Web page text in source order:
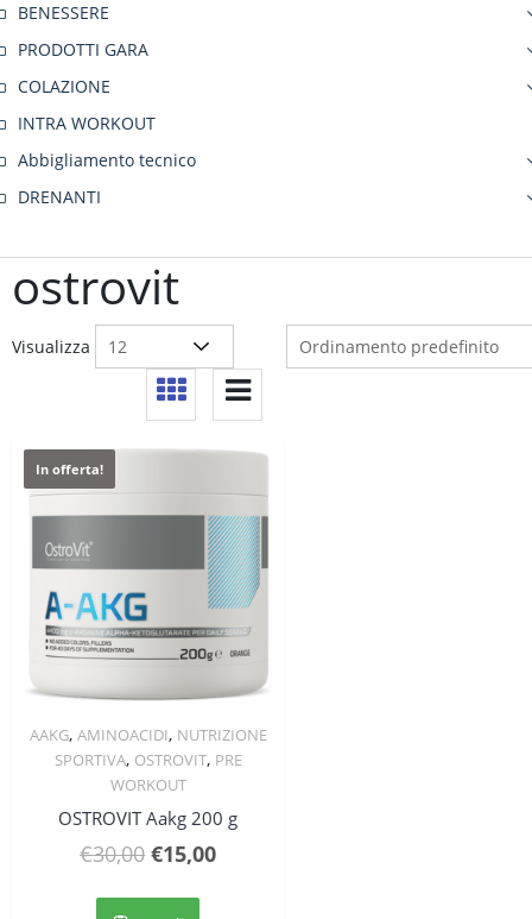
ostrovit
Visualizza
In offerta!
Quick View
AAKG, AMINOACIDI, NUTRIZIONE
SPORTIVA, OSTROVIT, PRE
WORKOUT
OSTROVIT Aakg 200 g
€30,00 Il
€15,00Il
Questo
BENESSERE
PRODOTTI GARA
COLAZIONE
INTRA WORKOUT
Abbigliamento tecnico
DRENANTI